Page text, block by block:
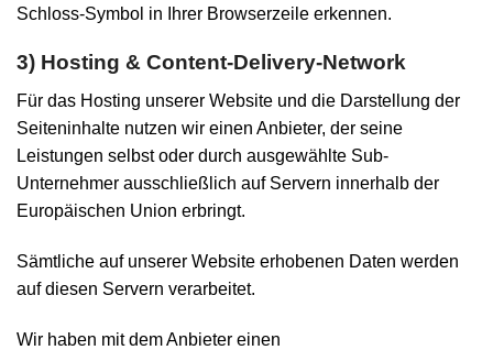
Schloss-Symbol in Ihrer Browserzeile erkennen.
3) Hosting & Content-Delivery-Network
Für das Hosting unserer Website und die Darstellung der
Seiteninhalte nutzen wir einen Anbieter, der seine
Leistungen selbst oder durch ausgewählte Sub-
Unternehmer ausschließlich auf Servern innerhalb der
Europäischen Union erbringt.
Sämtliche auf unserer Website erhobenen Daten werden
auf diesen Servern verarbeitet.
Wir haben mit dem Anbieter einen